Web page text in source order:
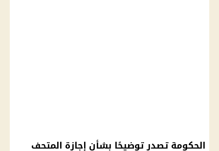
الحكومة تصدر توضيحًا بشأن إجازة المتحف